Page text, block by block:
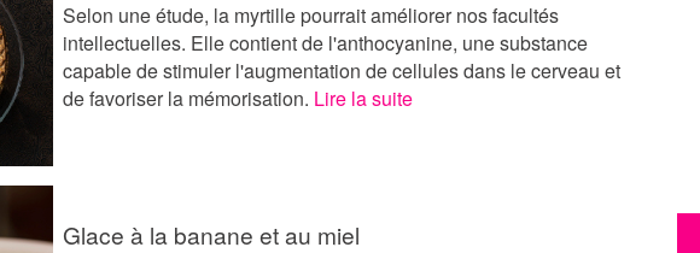
Selon une étude, la myrtille pourrait améliorer nos facultés
intellectuelles. Elle contient de l'anthocyanine, une substance
capable de stimuler l'augmentation de cellules dans le cerveau et
de favoriser la mémorisation. Lire la suite
Glace à la banane et au miel